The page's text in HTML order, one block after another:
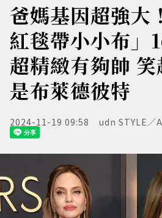
爸媽基因超強大
紅毯帶小小布」
超精緻有夠帥
是布萊德彼特
2024-11-19 09:58 udn STYLE／